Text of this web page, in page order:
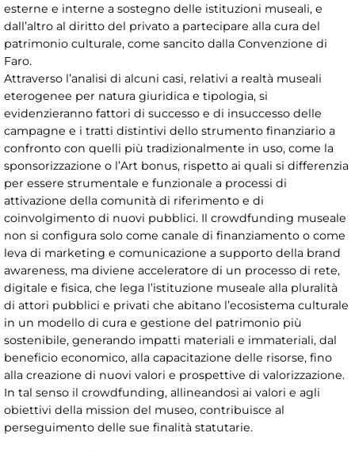
esterne e interne a sostegno delle istituzioni museali, e
dall’altro al diritto del privato a partecipare alla cura del
patrimonio culturale, come sancito dalla Convenzione di
Faro.
Attraverso l’analisi di alcuni casi, relativi a realtà museali
eterogenee per natura giuridica e tipologia, si
evidenzieranno fattori di successo e di insuccesso delle
campagne e i tratti distintivi dello strumento finanziario a
confronto con quelli più tradizionalmente in uso, come la
sponsorizzazione o l’Art bonus, rispetto ai quali si differenzia
per essere strumentale e funzionale a processi di
attivazione della comunità di riferimento e di
coinvolgimento di nuovi pubblici. Il crowdfunding museale
non si configura solo come canale di finanziamento o come
leva di marketing e comunicazione a supporto della brand
awareness, ma diviene acceleratore di un processo di rete,
digitale e fisica, che lega l’istituzione museale alla pluralità
di attori pubblici e privati che abitano l’ecosistema culturale
in un modello di cura e gestione del patrimonio più
sostenibile, generando impatti materiali e immateriali, dal
beneficio economico, alla capacitazione delle risorse, fino
alla creazione di nuovi valori e prospettive di valorizzazione.
In tal senso il crowdfunding, allineandosi ai valori e agli
obiettivi della mission del museo, contribuisce al
perseguimento delle sue finalità statutarie.